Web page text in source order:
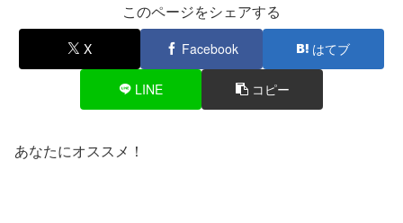
このページをシェアする
X Facebook はてブ
LINE コピー
あなたにオススメ！